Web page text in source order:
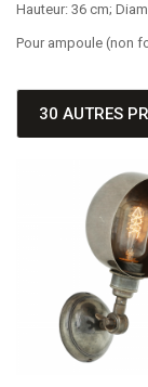
Hauteur: 36 cm;
Pour ampoule (non
30 AUTRES